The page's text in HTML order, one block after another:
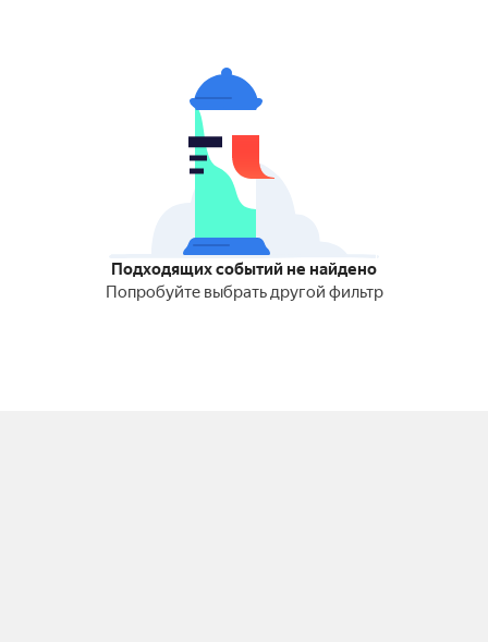
Подходящих событий не найдено
Попробуйте выбрать другой фильтр